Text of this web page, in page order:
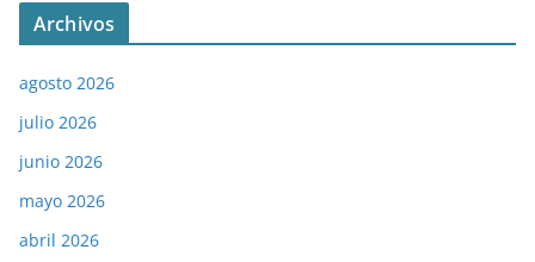
Archivos
agosto 2026
julio 2026
junio 2026
mayo 2026
abril 2026